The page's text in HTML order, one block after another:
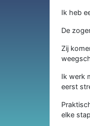
Ik heb
De
Zij
Ik werk
eerst
elke